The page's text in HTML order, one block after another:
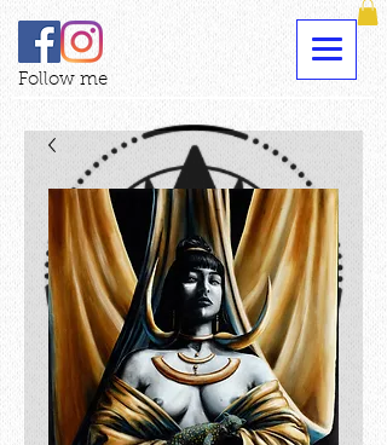
Follow me